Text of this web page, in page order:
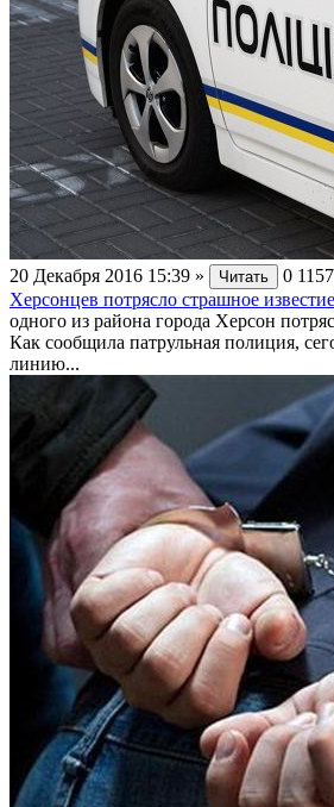
20 Декабря 2016 15:39 » Читать 0 1157
Херсонцев потрясло страшное известие
одного из района города Херсон
Как сообщила патрульная полиция,
линию...